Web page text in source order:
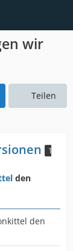
wir
Teilen
1
den
den